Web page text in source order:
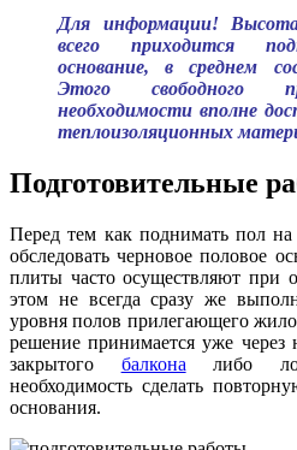
Для информации!
всего приходится
основание, в среднем
Этого свободного
необходимости вполне
теплоизоляционных
Подготовительные
Перед тем как поднимать пол на
обследовать черновое половое
плиты часто осуществляют при
этом не всегда сразу же
уровня полов прилегающего
решение принимается уже через
закрытого балкона либо
необходимость сделать
основания.